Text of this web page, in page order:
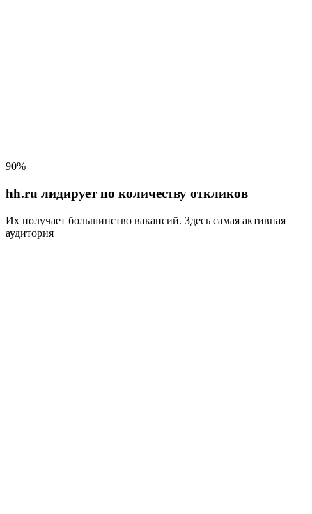
90%
hh.ru лидирует по количеству откликов
Их получает большинство вакансий. Здесь самая активная
аудитория